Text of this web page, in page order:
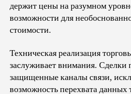
держит цены на разумном
возможности для
стоимости.
Техническая реализация
заслуживает внимания. Сделки
защищенные каналы связи,
возможность перехвата данных